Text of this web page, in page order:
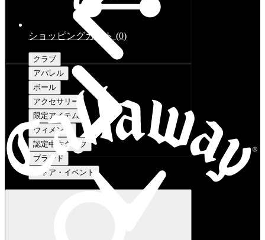
ショッピングカート (0)
クラブ
アパレル
ボール
アクセサリー
限定アイテム
ウィメンズ
認定中古クラブ
ブランド
ストア・イベント